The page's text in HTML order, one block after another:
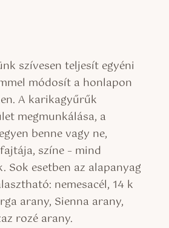
szívesen teljesít egyéni
módosít a honlapon
A karikagyűrűk
megmunkálása, a
benne vagy ne,
színe – mind
Sok esetben az alapanyag
nemesacél, 14 k
arany, Sienna arany,
rozé arany.